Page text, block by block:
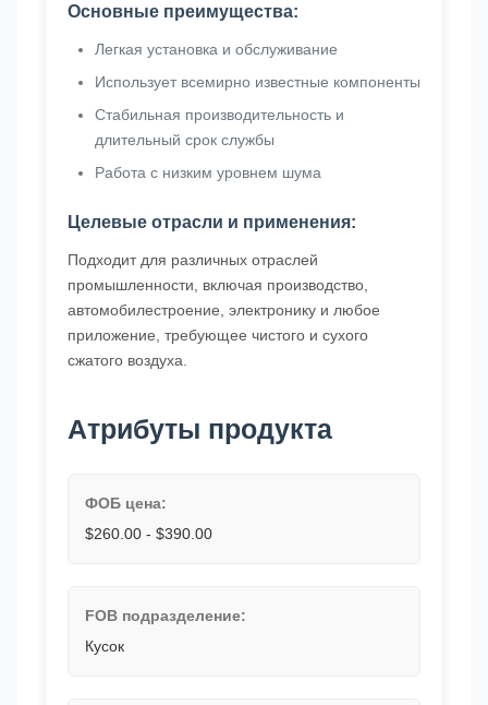
Основные преимущества:
Легкая установка и обслуживание
Использует всемирно известные компоненты
Стабильная производительность и
длительный срок службы
Работа с низким уровнем шума
Целевые отрасли и применения:
Подходит для различных отраслей
промышленности, включая производство,
автомобилестроение, электронику и любое
приложение, требующее чистого и сухого
сжатого воздуха.
Атрибуты продукта
ФОБ цена:
$260.00 - $390.00
FOB подразделение:
Кусок